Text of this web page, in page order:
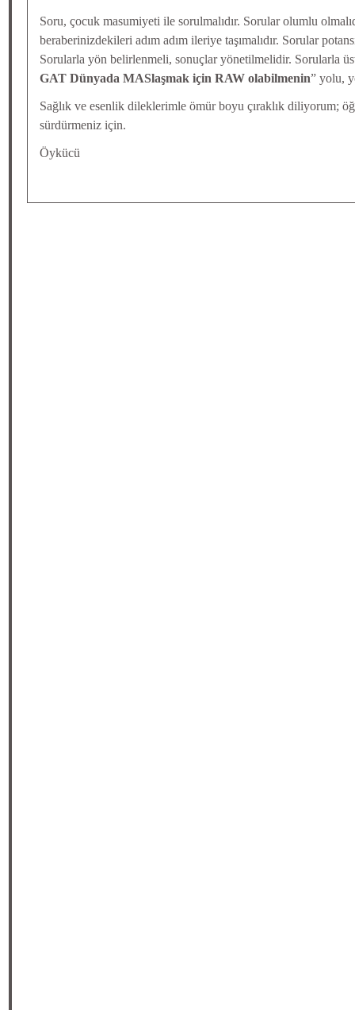
Soru, çocuk masumiyeti ile sorulmalıdır. Sorular olumlu
beraberinizdekileri adım adım ileriye taşımalıdır. Sorular
Sorularla yön belirlenmeli, sonuçlar yönetilmelidir. Sorularla
GAT Dünyada MASlaşmak için RAW olabilmenin” yolu,
Sağlık ve esenlik dileklerimle ömür boyu çıraklık diliyorum;
sürdürmeniz için.
Öykücü